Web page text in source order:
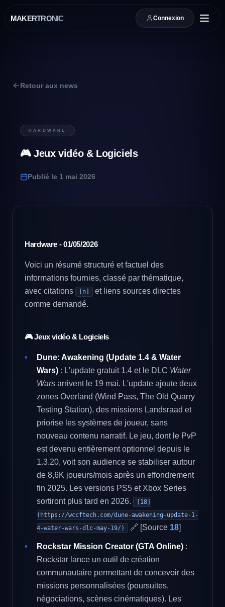
MAKERTRONIC Connexion
Retour aux news
HARDWARE
🎮 Jeux vidéo & Logiciels
Publié le 1 mai 2026
Hardware - 01/05/2026
Voici un résumé structuré et factuel des
informations fournies, classé par thématique,
avec citations
[n]
et liens sources directes
comme demandé.
🎮 Jeux vidéo & Logiciels
Dune: Awakening (Update 1.4 & Water
Wars) : L'update gratuit 1.4 et le DLC Water
Wars arrivent le 19 mai. L'update ajoute deux
zones Overland (Wind Pass, The Old Quarry
Testing Station), des missions Landsraad et
priorise les systèmes de joueur, sans
nouveau contenu narratif. Le jeu, dont le PvP
est devenu entièrement optionnel depuis le
1.3.20, voit son audience se stabiliser autour
de 8,6K joueurs/mois après un effondrement
fin 2025. Les versions PS5 et Xbox Series
sortiront plus tard en 2026.
[18]
(https://wccftech.com/dune-awakening-update-1-
4-water-wars-dlc-may-19/)
🔗 [Source 18]
Rockstar Mission Creator (GTA Online) :
Rockstar lance un outil de création
communautaire permettant de concevoir des
missions personnalisées (poursuites,
négociations, scènes cinématiques). Les